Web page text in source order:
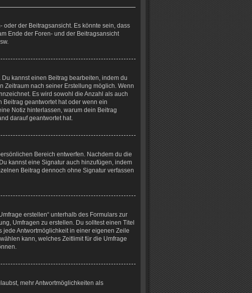
der Beitragsansicht. Es könnte sein, dass
Ende der Foren- und der Beitragsansicht
kannst einen Beitrag bearbeiten, indem du
Zeitraum nach seiner Erstellung möglich. Wenn
Es wird sowohl die Anzahl als auch
geantwortet hat oder wenn ein
Notiz hinterlassen, warum dein Beitrag
darauf geantwortet hat.
Bereich entwerfen. Nachdem du die
kannst eine Signatur auch hinzufügen, indem
Beitrag dennoch ohne Signatur verfassen
erstellen“ unterhalb des Formulars zur
Umfragen zu erstellen. Du solltest einen Titel
Antwortmöglichkeit in einer eigenen Zeile
kann, welches Zeitlimit für die Umfrage
mehr Antwortmöglichkeiten als